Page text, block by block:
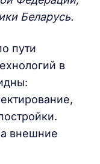
Беларусь.
пути
в
внешние